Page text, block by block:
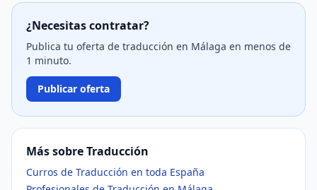
¿Necesitas contratar?
Publica tu oferta de traducción en Málaga en menos de
1 minuto.
Publicar oferta
Más sobre Traducción
Curros de Traducción en toda España